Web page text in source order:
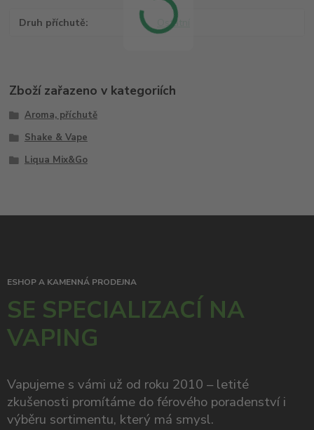
Druh příchutě Ostatní
Zboží zařazeno v kategoriích
Aroma, příchutě
Shake & Vape
Liqua Mix&Go
ESHOP A KAMENNÁ PRODEJNA
SE SPECIALIZACÍ NA
VAPING
Vapujeme s vámi už od roku 2010 – letité
zkušenosti promítáme do férového poradenství i
výběru sortimentu, který má smysl.